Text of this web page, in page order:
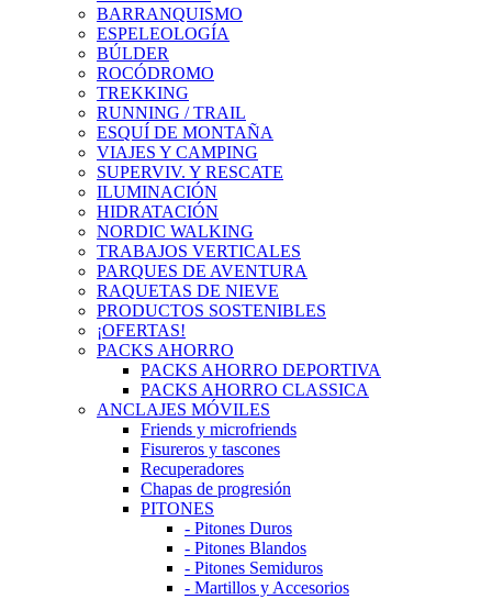
BARRANQUISMO
ESPELEOLOGÍA
BÚLDER
ROCÓDROMO
TREKKING
RUNNING / TRAIL
ESQUÍ DE MONTAÑA
VIAJES Y CAMPING
SUPERVIV. Y RESCATE
ILUMINACIÓN
HIDRATACIÓN
NORDIC WALKING
TRABAJOS VERTICALES
PARQUES DE AVENTURA
RAQUETAS DE NIEVE
PRODUCTOS SOSTENIBLES
¡OFERTAS!
PACKS AHORRO
PACKS AHORRO DEPORTIVA
PACKS AHORRO CLASSICA
ANCLAJES MÓVILES
Friends y microfriends
Fisureros y tascones
Recuperadores
Chapas de progresión
PITONES
- Pitones Duros
- Pitones Blandos
- Pitones Semiduros
- Martillos y Accesorios